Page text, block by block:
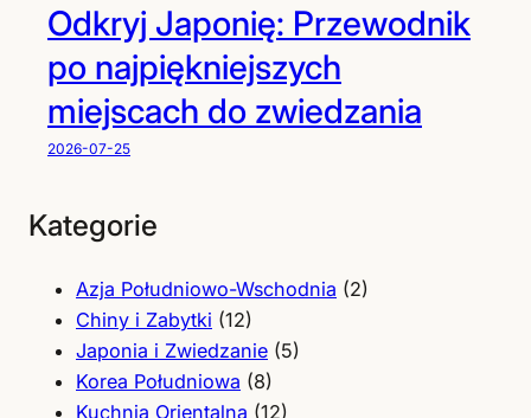
Odkryj Japonię: Przewodnik
po najpiękniejszych
miejscach do zwiedzania
2026-07-25
Kategorie
Azja Południowo-Wschodnia (2)
Chiny i Zabytki (12)
Japonia i Zwiedzanie (5)
Korea Południowa (8)
Kuchnia Orientalna (12)